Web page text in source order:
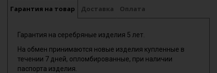
Гарантия на товар Доставка Оплата
Гарантия на серебряные изделия 5 лет.
На обмен принимаются новые изделия купленные в
течении 7 дней, опломбированные, при наличии
паспорта изделия.